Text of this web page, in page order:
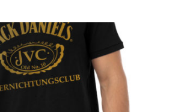
Dieses Produkt weist mehrere Varianten auf. Die Optionen können auf der Produktseite gewählt werden